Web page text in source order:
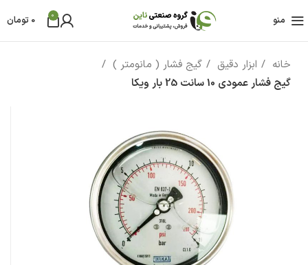
منو 0
0 تومان
خانه ابزار دقیق
گیج فشار ( مانومتر )
گیج فشار عمودی 10 سانت 25 بار ویکا